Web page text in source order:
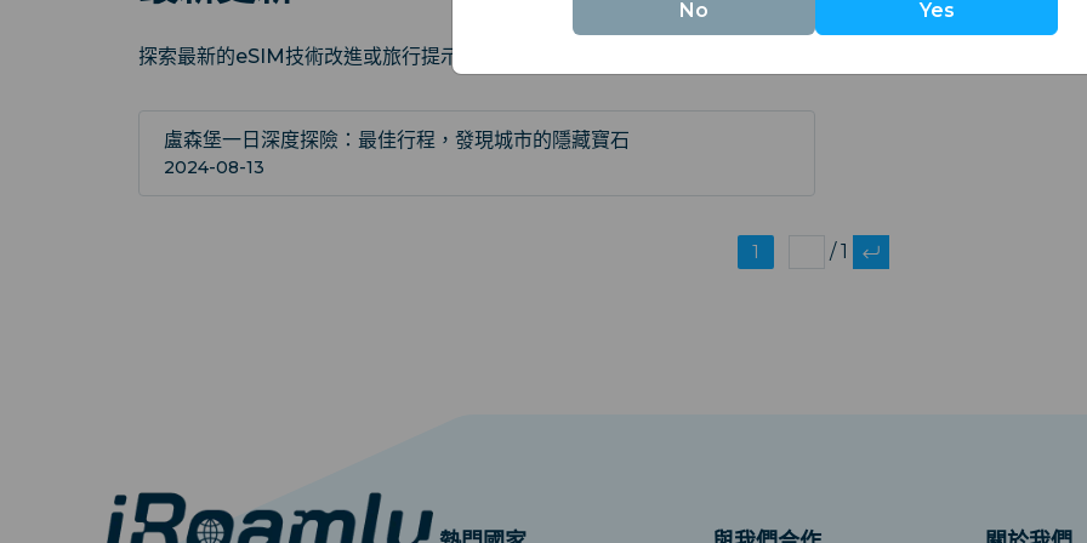
探索最新的eSIM技術改進或旅行提示，讓您保持良好的資訊和為下一次旅行做好準備。
盧森堡一日深度探險：最佳行程，發現城市的隱藏寶石
2024-08-13
1 / 1
No Yes